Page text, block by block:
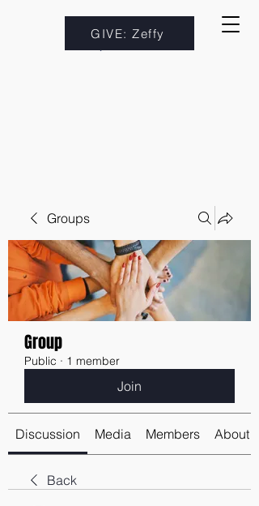
GIVE: Zeffy
Groups
Group
Public · 1 member
Join
Discussion Media Members About
Back